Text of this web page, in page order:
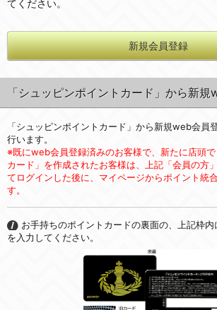
てください。
新規会員登録
「シュッピンポイントカード」から新
「シュッピンポイントカード」から新規web会員
行います。
※既にweb会員登録済みのお客様で、新たに店頭
カード」を作成されたお客様は、上記「会員の方
てログインした後に、マイページからポイント統
す。
お手持ちのポイントカードの裏面の、上記枠
を入力してください。